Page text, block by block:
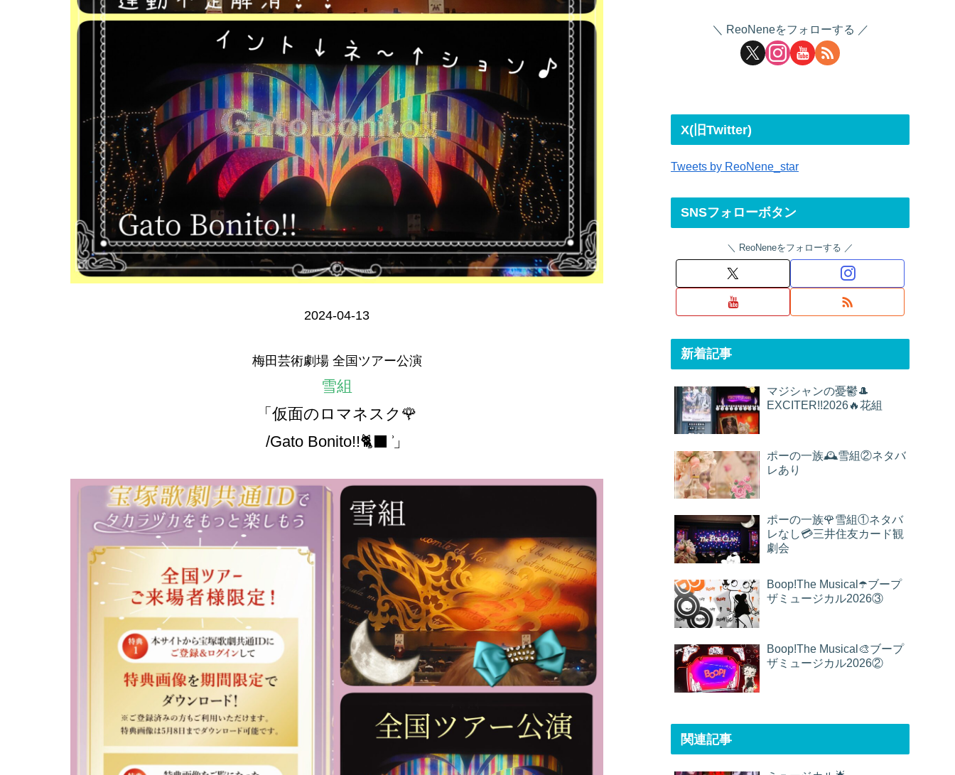
2024-04-13
梅田芸術劇場 全国ツアー公演
雪組
「仮面のロマネスク🌹
/Gato Bonito!!🐈‍⬛ ͗」
ReoNeneをフォローする
X(旧Twitter)
Tweets by ReoNene_star
SNSフォローボタン
ReoNeneをフォローする
新着記事
マジシャンの憂鬱🎩
EXCITER!!2026🔥花組
ポーの一族🕰雪組②ネタバ
レあり
ポーの一族🌹雪組①ネタバ
レなし💳三井住友カード観
劇会
Boop!The Musical☂️ブープ
ザミュージカル2026③
Boop!The Musical🎨ブープ
ザミュージカル2026②
関連記事